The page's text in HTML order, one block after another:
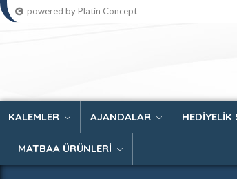
powered by Platin Concept
KALEMLER AJANDALAR HEDİYELİK
MATBAA ÜRÜNLERİ